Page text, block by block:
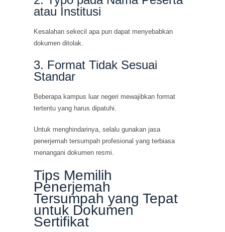
atau Institusi
Kesalahan sekecil apa pun dapat menyebabkan
dokumen ditolak.
3. Format Tidak Sesuai
Standar
Beberapa kampus luar negeri mewajibkan format
tertentu yang harus dipatuhi.
Untuk menghindarinya, selalu gunakan jasa
penerjemah tersumpah profesional yang terbiasa
menangani dokumen resmi.
Tips Memilih
Penerjemah
Tersumpah yang Tepat
untuk Dokumen
Sertifikat